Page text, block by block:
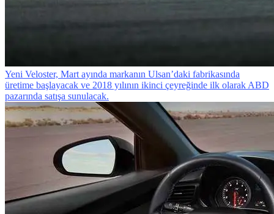
Yeni Veloster, Mart ayında markanın Ulsan’daki fabrikasında
üretime başlayacak ve 2018 yılının ikinci çeyreğinde ilk olarak ABD
pazarında satışa sunulacak.